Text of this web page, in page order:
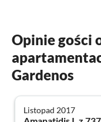
Opinie gości
Gardenos
Listopad 2017